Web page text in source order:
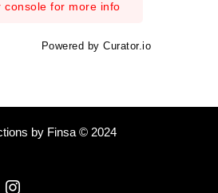
console for more info
Powered by Curator.io
by Finsa © 2024